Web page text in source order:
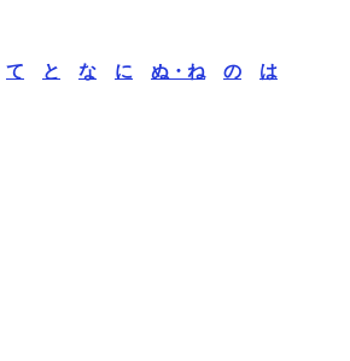
て と な に ぬ・ね の
は